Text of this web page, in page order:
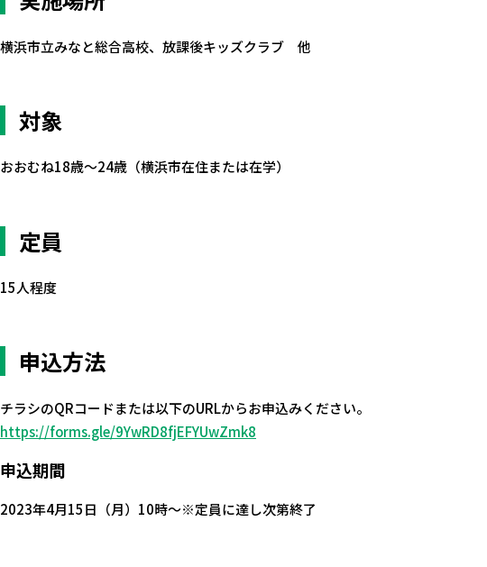
横浜市立みなと総合高校、放課後キッズクラブ 他
対象
おおむね18歳～24歳（横浜市在住または在学）
定員
15人程度
申込方法
チラシのQRコードまたは以下のURLからお申込みください。
https://forms.gle/9YwRD8fjEFYUwZmk8
申込期間
2023年4月15日（月）10時～※定員に達し次第終了